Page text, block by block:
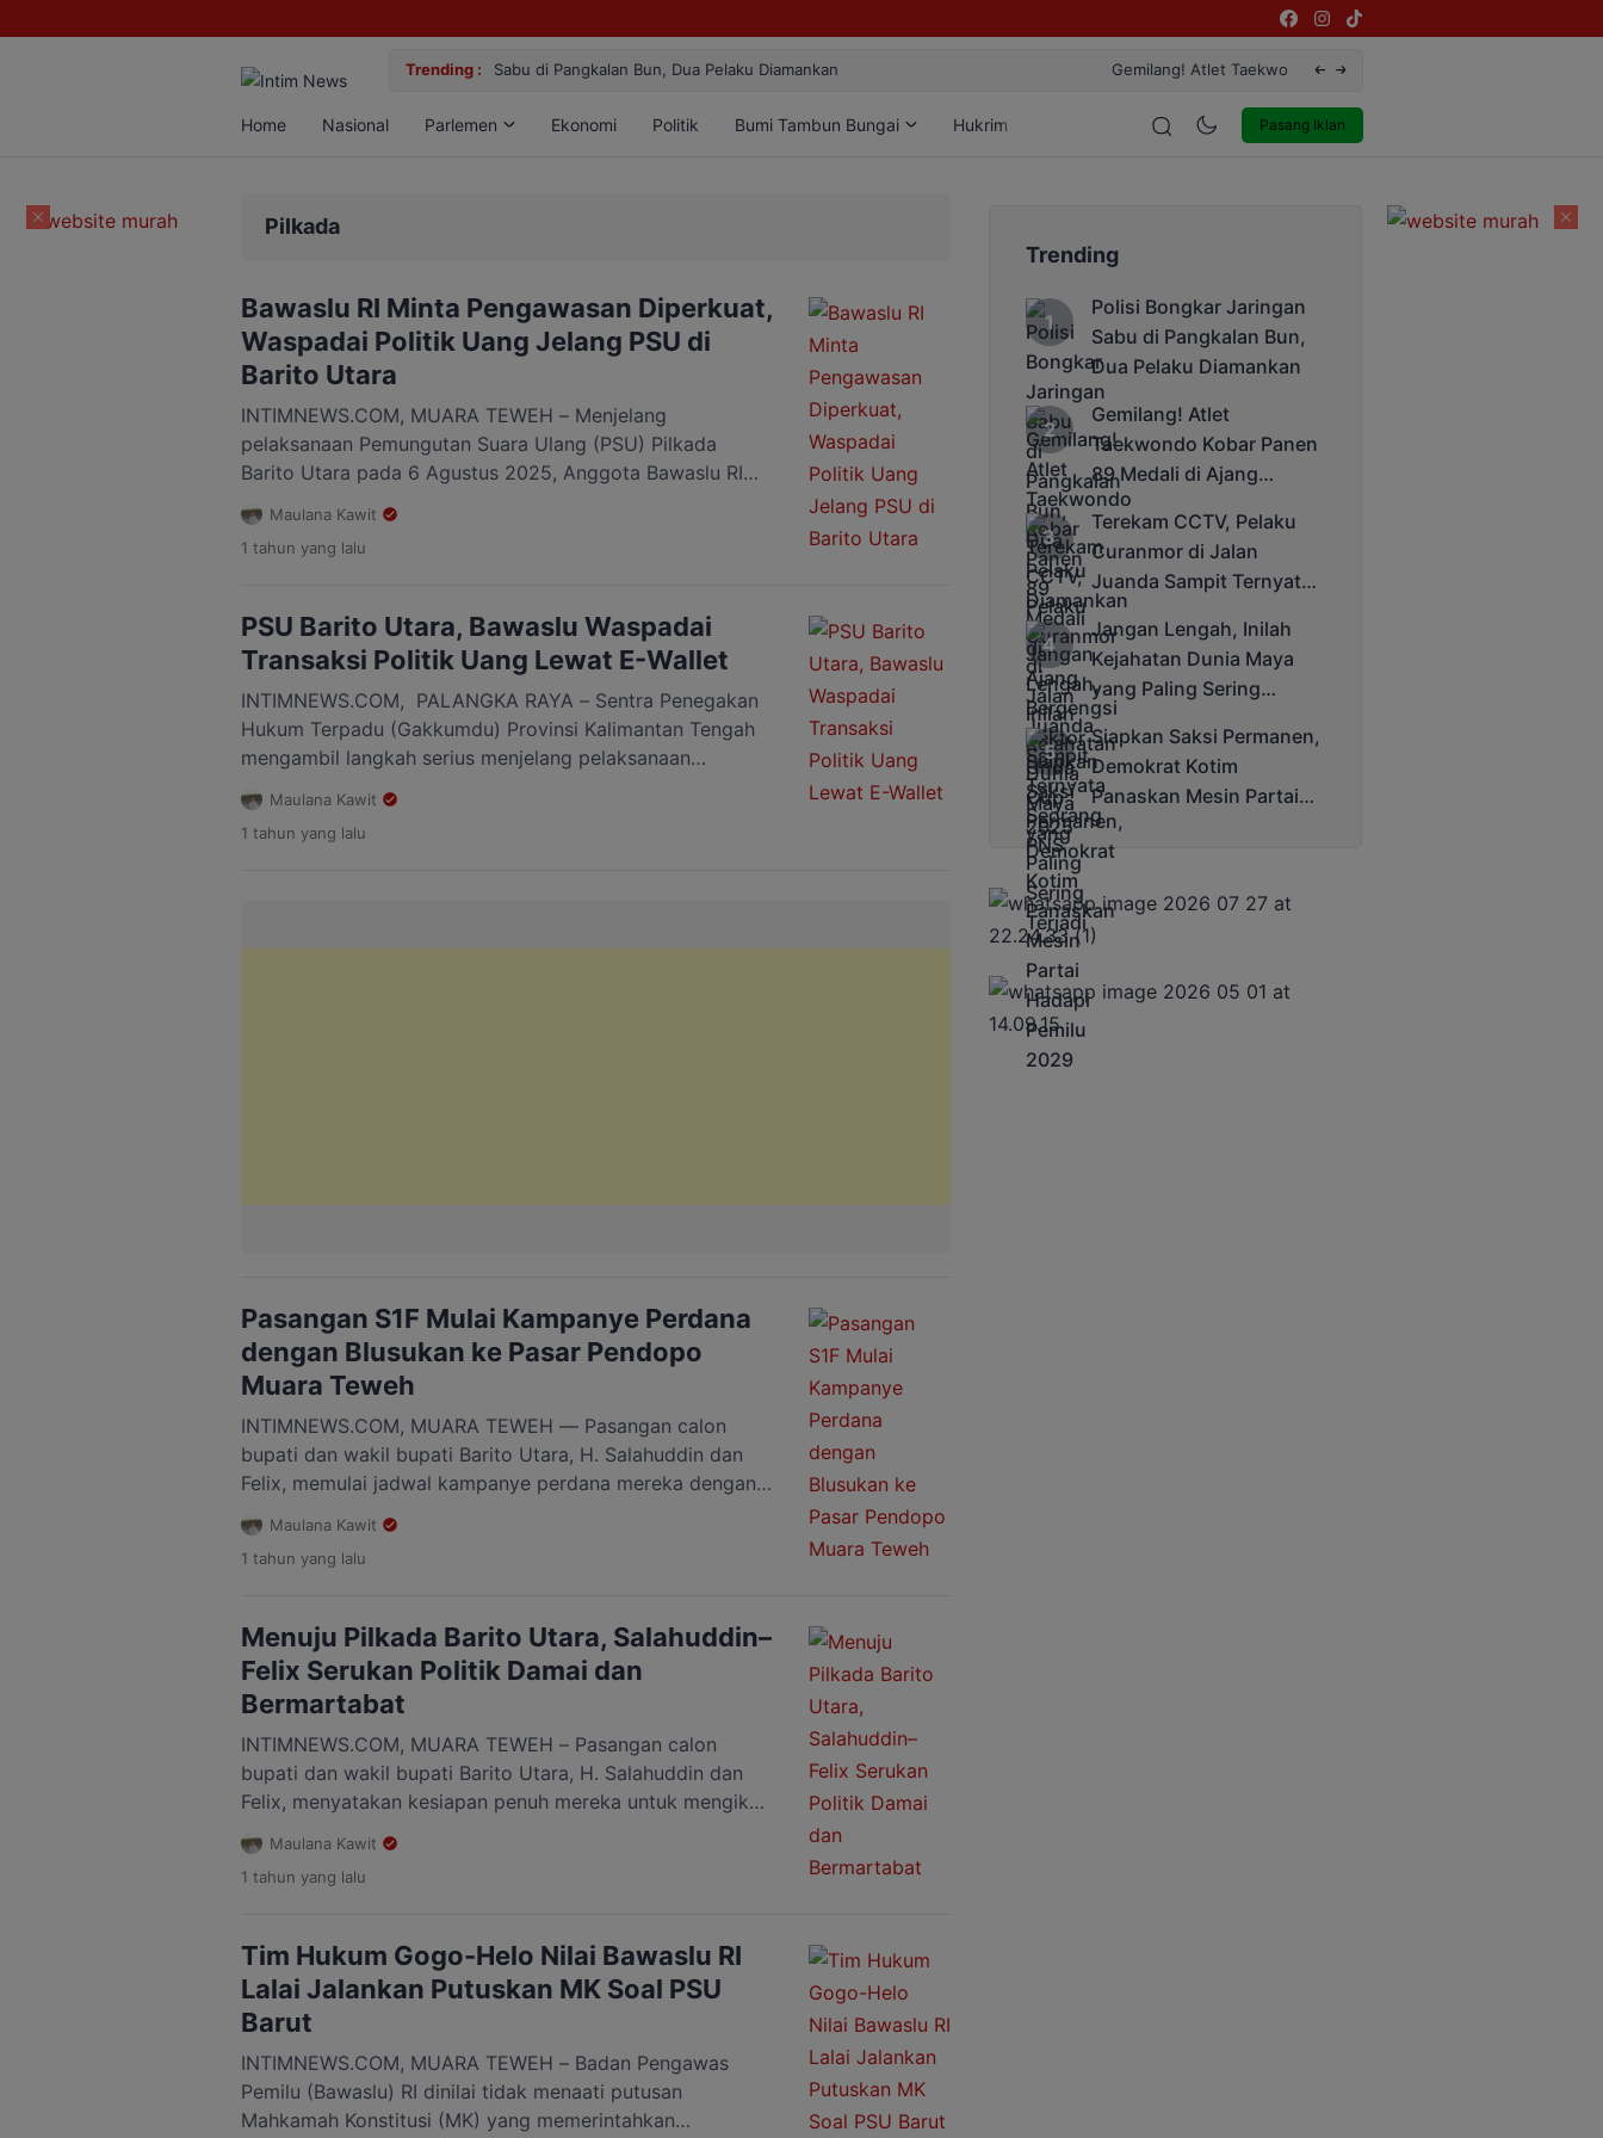
Trending : Gemilang! Atlet Taekwondo Kobar Panen 89 Medali di Ajang Bergengsi Rektor Unda Cup 2025 Terekam CCTV, Pelaku Curanmor di
Pasang Iklan
Home Nasional Parlemen Ekonomi Politik Bumi Tambun Bungai Hukrim Entertainment
Pilkada
Bawaslu RI Minta Pengawasan Diperkuat,
Waspadai Politik Uang Jelang PSU di
Barito Utara
INTIMNEWS.COM, MUARA TEWEH – Menjelang
pelaksanaan Pemungutan Suara Ulang (PSU) Pilkada
Barito Utara pada 6 Agustus 2025, Anggota Bawaslu RI
Dr. Puadi turun langsung ke Muara Teweh untuk
melakukan supervisi dan memberikan pengarahan kepada
jajaran pengawas di wilayah tersebut. Dalam
pengawasan di setiap tahapan PSU, mulai dari
pengecekan data pemilih, […]
Maulana Kawit
1 tahun yang lalu
PSU Barito Utara, Bawaslu Waspadai
Transaksi Politik Uang Lewat E-Wallet
INTIMNEWS.COM, PALANGKA RAYA – Sentra Penegakan
Hukum Terpadu (Gakkumdu) Provinsi Kalimantan Tengah
mengambil langkah serius menjelang pelaksanaan
Pemungutan Suara Ulang (PSU) di Kabupaten Barito Utara
pada 6 Agustus 2025. Dalam upaya mencegah terjadinya
politik uang, Gakkumdu menggelar rapat koordinasi
Maulana Kawit
1 tahun yang lalu
Pasangan S1F Mulai Kampanye Perdana
dengan Blusukan ke Pasar Pendopo
Muara Teweh
INTIMNEWS.COM, MUARA TEWEH — Pasangan calon
bupati dan wakil bupati Barito Utara, H. Salahuddin dan
Felix, memulai jadwal kampanye perdana mereka dengan
melakukan blusukan ke Pasar Pendopo, Kamis 19 Juni
2025 pagi. Kegiatan tersebut menjadi langkah awal
pasangan ini menyapa langsung masyarakat di tengah
mengusung tagline “S1F” ini menarik […]
Maulana Kawit
1 tahun yang lalu
Menuju Pilkada Barito Utara, Salahuddin–
Felix Serukan Politik Damai dan
Bermartabat
INTIMNEWS.COM, MUARA TEWEH – Pasangan calon
bupati dan wakil bupati Barito Utara, H. Salahuddin dan
Felix, menyatakan kesiapan penuh mereka untuk mengikuti
seluruh tahapan kampanye yang akan dimulai pada 19 Juni
2025. Pernyataan itu disampaikan Tim Media dan Juru
Bicara Pemenangan dari posko utama mereka di Jalan
[…]
Maulana Kawit
1 tahun yang lalu
Tim Hukum Gogo-Helo Nilai Bawaslu RI
Lalai Jalankan Putuskan MK Soal PSU
Barut
INTIMNEWS.COM, MUARA TEWEH – Badan Pengawas
Pemilu (Bawaslu) RI dinilai tidak menaati putusan
Mahkamah Konstitusi (MK) yang memerintahkan
Trending
Polisi Bongkar Jaringan
Sabu di Pangkalan Bun,
Dua Pelaku Diamankan
Gemilang! Atlet
Taekwondo Kobar Panen
89 Medali di Ajang
Bergengsi Rektor Unda
Cup 2025
Terekam CCTV, Pelaku
Curanmor di Jalan
Juanda Sampit Ternyata
Seorang PNS
Jangan Lengah, Inilah
Kejahatan Dunia Maya
yang Paling Sering
Terjadi
Siapkan Saksi Permanen,
Demokrat Kotim
Panaskan Mesin Partai
Hadapi Pemilu 2029